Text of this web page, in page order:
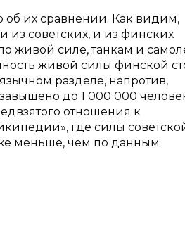
об их сравнении. Как видим,
советских, и из финских
живой силе, танкам и
живой силы финской
разделе, напротив,
до 1 000 000
отношения к
где силы
меньше, чем по данным